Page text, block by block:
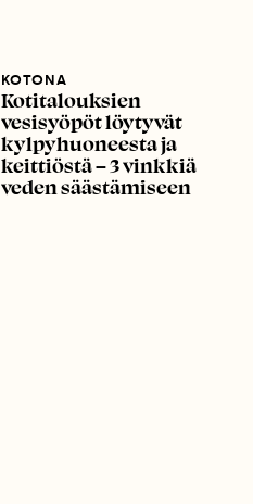
KOTONA
Kotitalouksien
vesisyöpöt löytyvät
kylpyhuoneesta ja
keittiöstä – 3 vinkkiä
veden säästämiseen